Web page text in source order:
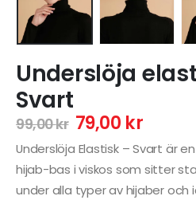
Underslöja
Svart
99,00kr 79,00 kr
Underslöja Elastisk – Svart är
hijab-bas i viskos som sitter
under alla typer av hijaber och